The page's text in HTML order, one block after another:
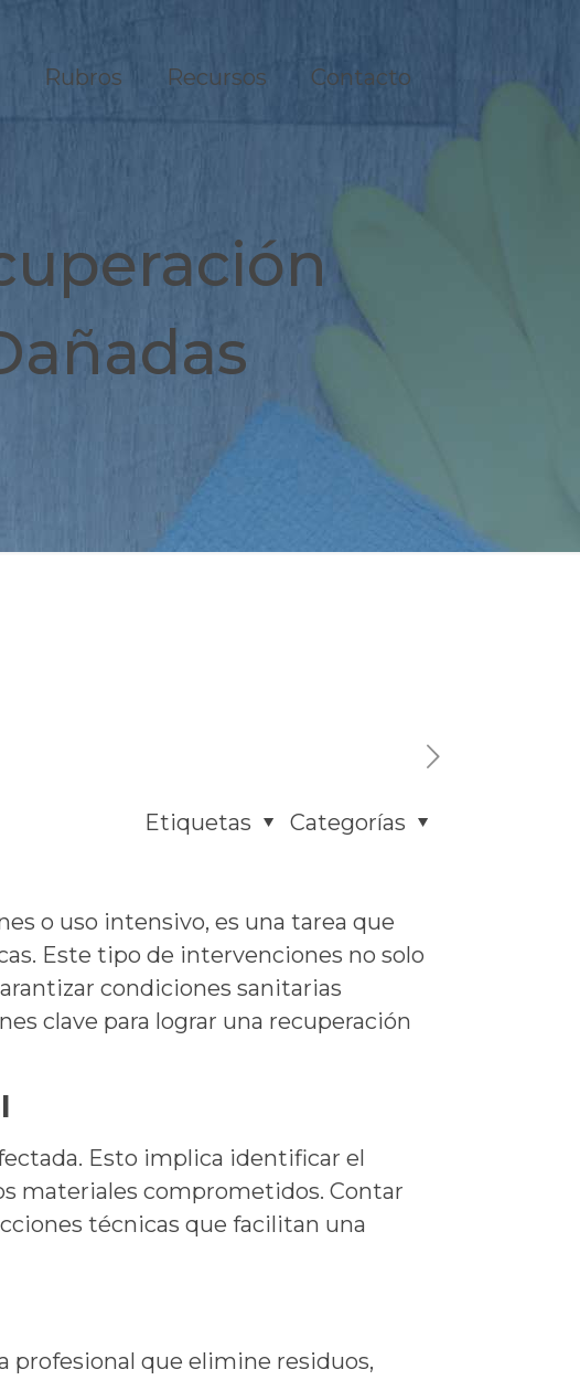
Rubros Recursos Contacto
Categorías
Etiquetas
o uso intensivo, es una tarea que
Este tipo de intervenciones no solo
condiciones sanitarias
clave para lograr una recuperación
Esto implica identificar el
materiales comprometidos. Contar
técnicas que facilitan una
profesional que elimine residuos,